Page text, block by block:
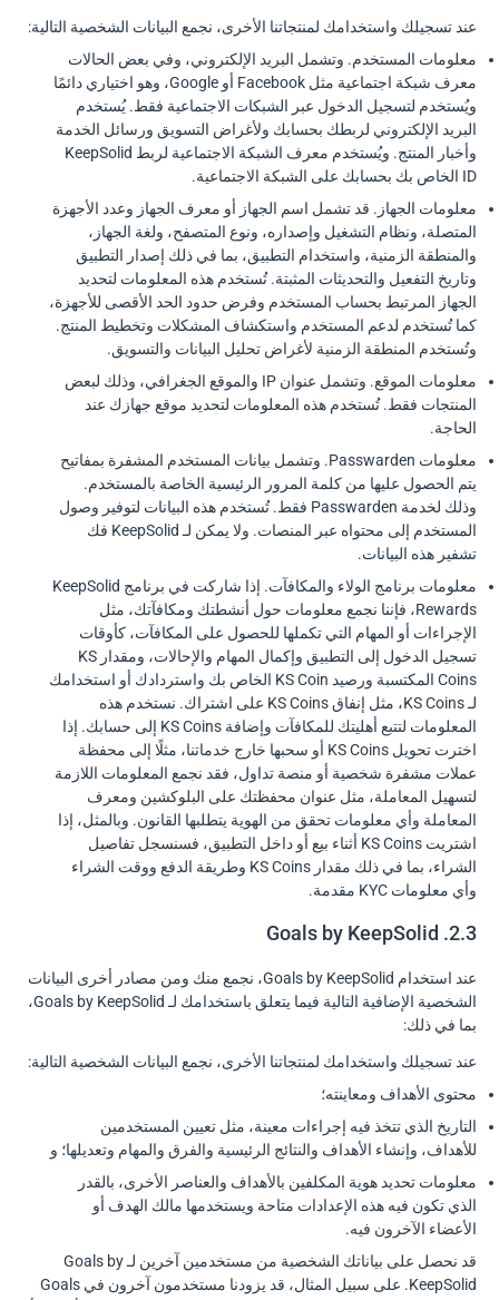
عند تسجيلك واستخدامك لمنتجاتنا الأخرى، نجمع البيانات الشخصية التالية:
معلومات المستخدم. وتشمل البريد الإلكتروني، وفي بعض الحالات
معرف شبكة اجتماعية مثل Facebook أو Google، وهو اختياري دائمًا
ويُستخدم لتسجيل الدخول عبر الشبكات الاجتماعية فقط. يُستخدم
البريد الإلكتروني لربطك بحسابك ولأغراض التسويق ورسائل الخدمة
وأخبار المنتج. ويُستخدم معرف الشبكة الاجتماعية لربط KeepSolid
ID الخاص بك بحسابك على الشبكة الاجتماعية.
معلومات الجهاز. قد تشمل اسم الجهاز أو معرف الجهاز وعدد الأجهزة
المتصلة، ونظام التشغيل وإصداره، ونوع المتصفح، ولغة الجهاز،
والمنطقة الزمنية، واستخدام التطبيق، بما في ذلك إصدار التطبيق
وتاريخ التفعيل والتحديثات المثبتة. تُستخدم هذه المعلومات لتحديد
الجهاز المرتبط بحساب المستخدم وفرض حدود الحد الأقصى للأجهزة،
كما تُستخدم لدعم المستخدم واستكشاف المشكلات وتخطيط المنتج.
وتُستخدم المنطقة الزمنية لأغراض تحليل البيانات والتسويق.
معلومات الموقع. وتشمل عنوان IP والموقع الجغرافي، وذلك لبعض
المنتجات فقط. تُستخدم هذه المعلومات لتحديد موقع جهازك عند
الحاجة.
معلومات Passwarden. وتشمل بيانات المستخدم المشفرة بمفاتيح
يتم الحصول عليها من كلمة المرور الرئيسية الخاصة بالمستخدم.
وذلك لخدمة Passwarden فقط. تُستخدم هذه البيانات لتوفير وصول
المستخدم إلى محتواه عبر المنصات. ولا يمكن لـ KeepSolid فك
تشفير هذه البيانات.
معلومات برنامج الولاء والمكافآت. إذا شاركت في برنامج KeepSolid
Rewards، فإننا نجمع معلومات حول أنشطتك ومكافآتك، مثل
الإجراءات أو المهام التي تكملها للحصول على المكافآت، كأوقات
تسجيل الدخول إلى التطبيق وإكمال المهام والإحالات، ومقدار KS
Coins المكتسبة ورصيد KS Coin الخاص بك واستردادك أو استخدامك
لـ KS Coins، مثل إنفاق KS Coins على اشتراك. نستخدم هذه
المعلومات لتتبع أهليتك للمكافآت وإضافة KS Coins إلى حسابك. إذا
اخترت تحويل KS Coins أو سحبها خارج خدماتنا، مثلًا إلى محفظة
عملات مشفرة شخصية أو منصة تداول، فقد نجمع المعلومات اللازمة
لتسهيل المعاملة، مثل عنوان محفظتك على البلوكشين ومعرف
المعاملة وأي معلومات تحقق من الهوية يتطلبها القانون. وبالمثل، إذا
اشتريت KS Coins أثناء بيع أو داخل التطبيق، فسنسجل تفاصيل
الشراء، بما في ذلك مقدار KS Coins وطريقة الدفع ووقت الشراء
وأي معلومات KYC مقدمة.
2.3. Goals by KeepSolid
عند استخدام Goals by KeepSolid، نجمع منك ومن مصادر أخرى البيانات
الشخصية الإضافية التالية فيما يتعلق باستخدامك لـ Goals by KeepSolid،
بما في ذلك:
عند تسجيلك واستخدامك لمنتجاتنا الأخرى، نجمع البيانات الشخصية التالية:
محتوى الأهداف ومعاينته؛
التاريخ الذي تتخذ فيه إجراءات معينة، مثل تعيين المستخدمين
للأهداف، وإنشاء الأهداف والنتائج الرئيسية والفرق والمهام وتعديلها؛ و
معلومات تحديد هوية المكلفين بالأهداف والعناصر الأخرى، بالقدر
الذي تكون فيه هذه الإعدادات متاحة ويستخدمها مالك الهدف أو
الأعضاء الآخرون فيه.
قد نحصل على بياناتك الشخصية من مستخدمين آخرين لـ Goals by
KeepSolid. على سبيل المثال، قد يزودنا مستخدمون آخرون في Goals